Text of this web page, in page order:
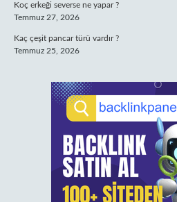
Koç erkeği severse ne yapar ?
Temmuz 27, 2026
Kaç çeşit pancar türü vardır ?
Temmuz 25, 2026